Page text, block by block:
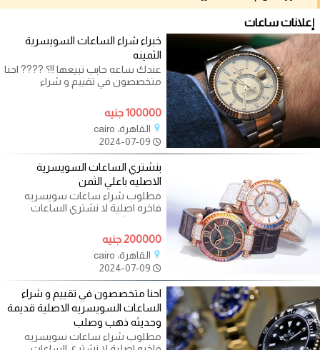
إعلانات ساعات
خبراء شراء الساعات السويسرية
الثمينه
عندك ساعه حابب تبيعها !!؟ ???? احنا
متخصصون في تقييم و شراء
وحديثه
100000 جنيه
القاهرة، cairo
بنشتري الساعات السويسرية
الاصليه باعلي الثمن
مطلوب شراء ساعات سويسريه
فاخره اصلية لا نشتري الساعات
الياباني نشتري فقط لا نبيع لعدم توفر
200000 جنيه
القاهرة، cairo
احنا متخصصون في تقييم و شراء
الساعات السويسريه الاصلية قديمة
وحديثه ذهب وصلب
مطلوب شراء ساعات سويسريه